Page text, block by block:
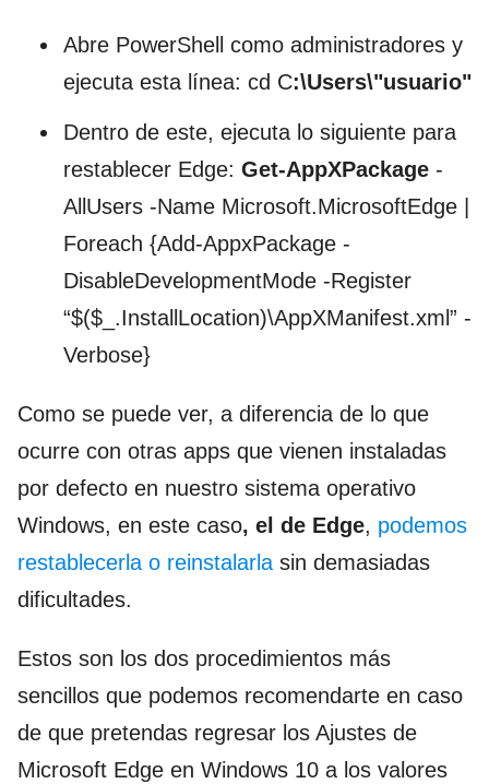
Abre PowerShell como administradores y
ejecuta esta línea: cd C:\Users\"usuario"
Dentro de este, ejecuta lo siguiente para
restablecer Edge: Get-AppXPackage -
AllUsers -Name Microsoft.MicrosoftEdge |
Foreach {Add-AppxPackage -
DisableDevelopmentMode -Register
“$($_.InstallLocation)\AppXManifest.xml” -
Verbose}
Como se puede ver, a diferencia de lo que
ocurre con otras apps que vienen instaladas
por defecto en nuestro sistema operativo
Windows, en este caso, el de Edge, podemos
restablecerla o reinstalarla sin demasiadas
dificultades.
Estos son los dos procedimientos más
sencillos que podemos recomendarte en caso
de que pretendas regresar los Ajustes de
Microsoft Edge en Windows 10 a los valores